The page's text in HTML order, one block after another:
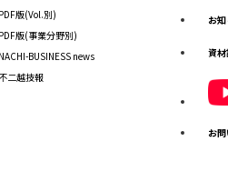
版(Vol.別)
版(事業分野別)
BUSINESS news
二越技報
お
資
お